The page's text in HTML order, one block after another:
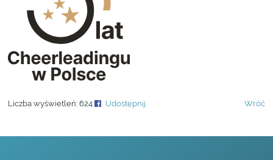
Liczba wyświetleń: 624 Udostępnij Wróć